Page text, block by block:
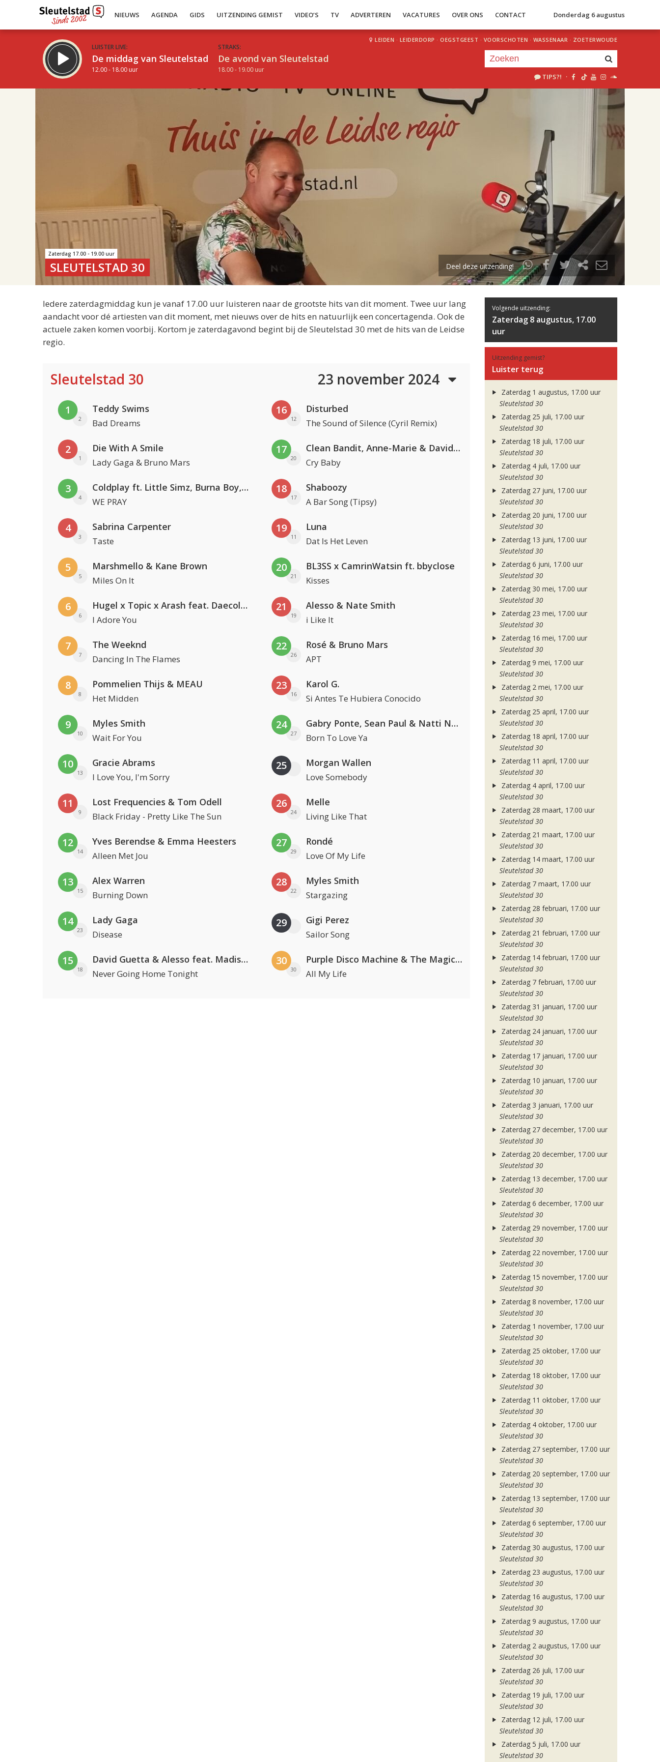
NIEUWS AGENDA GIDS UITZENDING GEMIST VIDEO’S TV ADVERTEREN VACATURES OVER ONS CONTACT Donderdag 6 augustus
LUISTER LIVE:
De middag van Sleutelstad
12.00 - 18.00 uur
STRAKS:
De avond van Sleutelstad
18.00 - 19.00 uur
LEIDEN · LEIDERDORP · OEGSTGEEST · VOORSCHOTEN · WASSENAAR · ZOETERWOUDE
TIPS?! ·
uur 1 van 2
Volgend uur
Zaterdag 17.00 - 19.00 uur
SLEUTELSTAD 30 Deel deze uitzending!
Iedere zaterdagmiddag kun je vanaf 17.00 uur luisteren naar de grootste hits van dit moment. Twee uur lang
aandacht voor dé artiesten van dit moment, met nieuws over de hits en natuurlijk een concertagenda. Ook de
actuele zaken komen voorbij. Kortom je zaterdagavond begint bij de Sleutelstad 30 met de hits van de Leidse
regio.
Sleutelstad 30 23 november 2024
1
2
Teddy Swims
Bad Dreams
2
1
Die With A Smile
Lady Gaga & Bruno Mars
3
4
Coldplay ft. Little Simz, Burna Boy, Elyanna & Tini
WE PRAY
4
3
Sabrina Carpenter
Taste
5
5
Marshmello & Kane Brown
Miles On It
6
6
Hugel x Topic x Arash feat. Daecolm
I Adore You
7
7
The Weeknd
Dancing In The Flames
8
8
Pommelien Thijs & MEAU
Het Midden
9
10
Myles Smith
Wait For You
10
13
Gracie Abrams
I Love You, I'm Sorry
11
9
Lost Frequencies & Tom Odell
Black Friday - Pretty Like The Sun
12
14
Yves Berendse & Emma Heesters
Alleen Met Jou
13
15
Alex Warren
Burning Down
14
23
Lady Gaga
Disease
15
18
David Guetta & Alesso feat. Madison Love
Never Going Home Tonight
16
12
Disturbed
The Sound of Silence (Cyril Remix)
17
20
Clean Bandit, Anne-Marie & David Guetta
Cry Baby
18
17
Shaboozy
A Bar Song (Tipsy)
19
11
Luna
Dat Is Het Leven
20
21
BL3SS x CamrinWatsin ft. bbyclose
Kisses
21
19
Alesso & Nate Smith
i Like It
22
26
Rosé & Bruno Mars
APT
23
16
Karol G.
Si Antes Te Hubiera Conocido
24
27
Gabry Ponte, Sean Paul & Natti Natasha
Born To Love Ya
25 Morgan Wallen
Love Somebody
26
24
Melle
Living Like That
27
29
Rondé
Love Of My Life
28
22
Myles Smith
Stargazing
29 Gigi Perez
Sailor Song
30
30
Purple Disco Machine & The Magician
All My Life
Volgende uitzending:
Zaterdag 8 augustus, 17.00
uur
Uitzending gemist?
Luister terug
Zaterdag 1 augustus, 17.00 uur
Sleutelstad 30
Zaterdag 25 juli, 17.00 uur
Sleutelstad 30
Zaterdag 18 juli, 17.00 uur
Sleutelstad 30
Zaterdag 4 juli, 17.00 uur
Sleutelstad 30
Zaterdag 27 juni, 17.00 uur
Sleutelstad 30
Zaterdag 20 juni, 17.00 uur
Sleutelstad 30
Zaterdag 13 juni, 17.00 uur
Sleutelstad 30
Zaterdag 6 juni, 17.00 uur
Sleutelstad 30
Zaterdag 30 mei, 17.00 uur
Sleutelstad 30
Zaterdag 23 mei, 17.00 uur
Sleutelstad 30
Zaterdag 16 mei, 17.00 uur
Sleutelstad 30
Zaterdag 9 mei, 17.00 uur
Sleutelstad 30
Zaterdag 2 mei, 17.00 uur
Sleutelstad 30
Zaterdag 25 april, 17.00 uur
Sleutelstad 30
Zaterdag 18 april, 17.00 uur
Sleutelstad 30
Zaterdag 11 april, 17.00 uur
Sleutelstad 30
Zaterdag 4 april, 17.00 uur
Sleutelstad 30
Zaterdag 28 maart, 17.00 uur
Sleutelstad 30
Zaterdag 21 maart, 17.00 uur
Sleutelstad 30
Zaterdag 14 maart, 17.00 uur
Sleutelstad 30
Zaterdag 7 maart, 17.00 uur
Sleutelstad 30
Zaterdag 28 februari, 17.00 uur
Sleutelstad 30
Zaterdag 21 februari, 17.00 uur
Sleutelstad 30
Zaterdag 14 februari, 17.00 uur
Sleutelstad 30
Zaterdag 7 februari, 17.00 uur
Sleutelstad 30
Zaterdag 31 januari, 17.00 uur
Sleutelstad 30
Zaterdag 24 januari, 17.00 uur
Sleutelstad 30
Zaterdag 17 januari, 17.00 uur
Sleutelstad 30
Zaterdag 10 januari, 17.00 uur
Sleutelstad 30
Zaterdag 3 januari, 17.00 uur
Sleutelstad 30
Zaterdag 27 december, 17.00 uur
Sleutelstad 30
Zaterdag 20 december, 17.00 uur
Sleutelstad 30
Zaterdag 13 december, 17.00 uur
Sleutelstad 30
Zaterdag 6 december, 17.00 uur
Sleutelstad 30
Zaterdag 29 november, 17.00 uur
Sleutelstad 30
Zaterdag 22 november, 17.00 uur
Sleutelstad 30
Zaterdag 15 november, 17.00 uur
Sleutelstad 30
Zaterdag 8 november, 17.00 uur
Sleutelstad 30
Zaterdag 1 november, 17.00 uur
Sleutelstad 30
Zaterdag 25 oktober, 17.00 uur
Sleutelstad 30
Zaterdag 18 oktober, 17.00 uur
Sleutelstad 30
Zaterdag 11 oktober, 17.00 uur
Sleutelstad 30
Zaterdag 4 oktober, 17.00 uur
Sleutelstad 30
Zaterdag 27 september, 17.00 uur
Sleutelstad 30
Zaterdag 20 september, 17.00 uur
Sleutelstad 30
Zaterdag 13 september, 17.00 uur
Sleutelstad 30
Zaterdag 6 september, 17.00 uur
Sleutelstad 30
Zaterdag 30 augustus, 17.00 uur
Sleutelstad 30
Zaterdag 23 augustus, 17.00 uur
Sleutelstad 30
Zaterdag 16 augustus, 17.00 uur
Sleutelstad 30
Zaterdag 9 augustus, 17.00 uur
Sleutelstad 30
Zaterdag 2 augustus, 17.00 uur
Sleutelstad 30
Zaterdag 26 juli, 17.00 uur
Sleutelstad 30
Zaterdag 19 juli, 17.00 uur
Sleutelstad 30
Zaterdag 12 juli, 17.00 uur
Sleutelstad 30
Zaterdag 5 juli, 17.00 uur
Sleutelstad 30